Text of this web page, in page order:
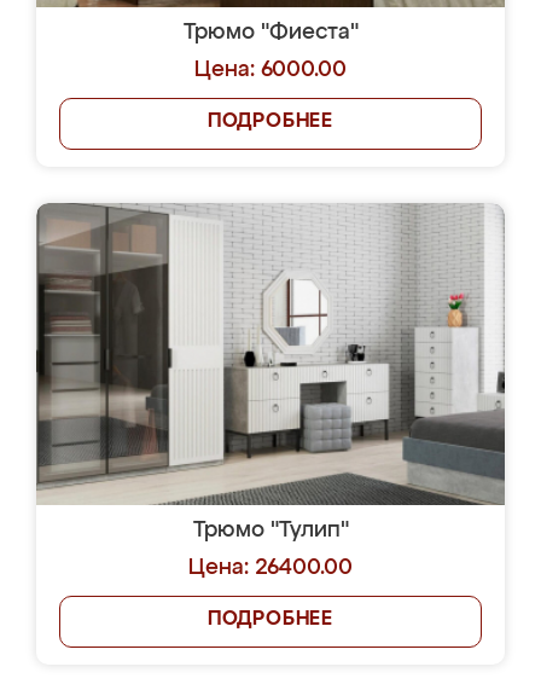
Трюмо "Фиеста"
Цена: 6000.00
ПОДРОБНЕЕ
Трюмо "Тулип"
Цена: 26400.00
ПОДРОБНЕЕ